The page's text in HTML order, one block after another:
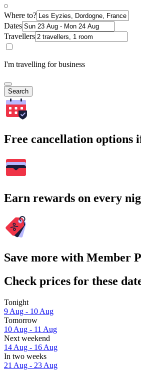
Where to?
Dates
Travellers
I'm travelling for business
Search
Free cancellation options
Earn rewards on every
Save more with Member
Check prices for these
Tonight
9 Aug - 10 Aug
Tomorrow
10 Aug - 11 Aug
Next weekend
14 Aug - 16 Aug
In two weeks
21 Aug - 23 Aug